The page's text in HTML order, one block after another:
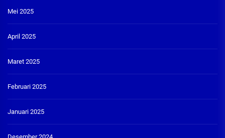
Mei 2025
April 2025
Maret 2025
Februari 2025
Januari 2025